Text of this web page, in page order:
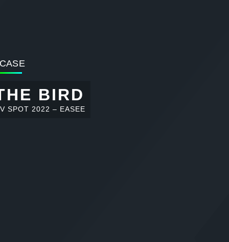
BIRD
SPOT 2022 – EASEE